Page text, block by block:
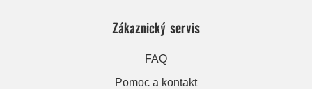
Zákaznický servis
FAQ
Pomoc a kontakt